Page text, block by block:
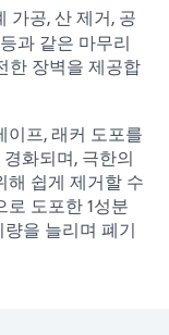
가공, 산 제거, 공
과 같은 마무리
한 장벽을 제공합
이프, 래커 도포를
화되며, 극한의
해 쉽게 제거할 수
도포한 1성분
을 늘리며 폐기